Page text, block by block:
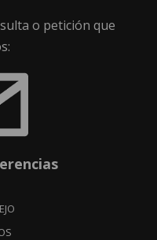
o petición que